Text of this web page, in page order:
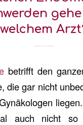
welchem
betrifft den
die gar nicht
auch nicht so